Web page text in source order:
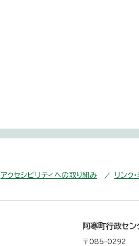
アクセシビリティへの取り組み リンク
阿寒町行政セン
〒085-0292